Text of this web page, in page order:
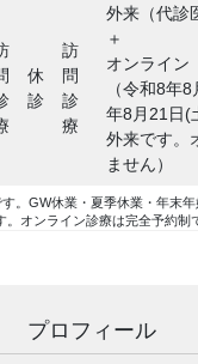
休
診
訪
問
診
療
外来（代診
＋
オンライン
（令和8年
年8月21日(
外来です。
ません）
。GW休業・夏季休業・年末
。オンライン診療は完全予約制
プロフィール